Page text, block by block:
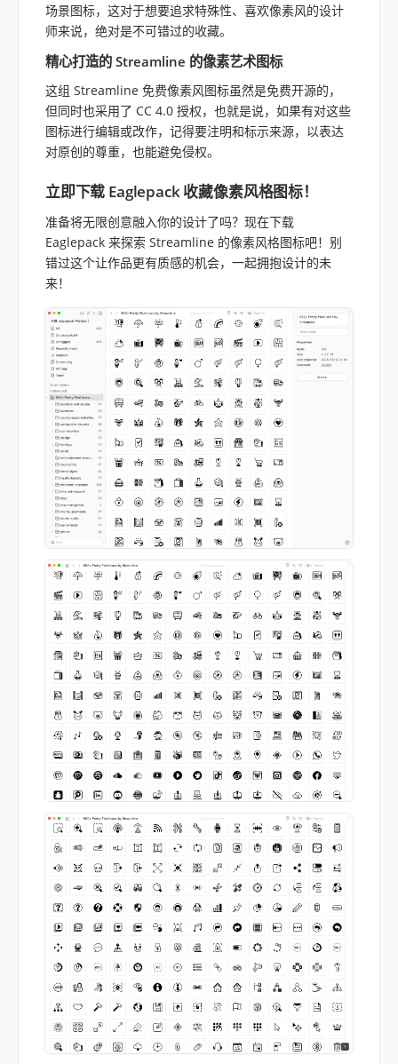
场景图标，这对于想要追求特殊性、喜欢像素风的设计
师来说，绝对是不可错过的收藏。
精心打造的 Streamline 的像素艺术图标
这组 Streamline 免费像素风图标虽然是免费开源的，
但同时也采用了 CC 4.0 授权，也就是说，如果有对这些
图标进行编辑或改作，记得要注明和标示来源，以表达
对原创的尊重，也能避免侵权。
立即下载 Eaglepack 收藏像素风格图标！
准备将无限创意融入你的设计了吗？现在下载
Eaglepack 来探索 Streamline 的像素风格图标吧！别
错过这个让作品更有质感的机会，一起拥抱设计的未
来！